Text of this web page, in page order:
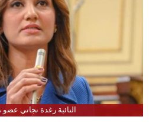
النائبة رغدة نجاتي